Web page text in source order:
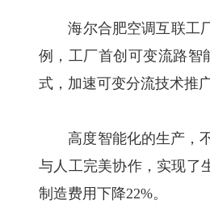
海尔合肥空调互联工厂
例，工厂首创可变流路智
式，加速可变分流技术推
高度智能化的生产，不
与人工完美协作，实现了
制造费用下降22%。